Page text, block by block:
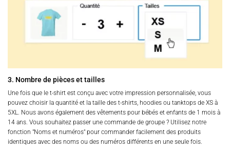
3. Nombre de pièces et tailles
Une fois que le t-shirt est conçu avec votre impression personnalisée, vous
pouvez choisir la quantité et la taille des t-shirts, hoodies ou tanktops de XS à
5XL. Nous avons également des vêtements pour bébés et enfants de 1 mois à
14 ans. Vous souhaitez passer une commande de groupe ? Utilisez notre
fonction "Noms et numéros" pour commander facilement des produits
identiques avec des noms ou des numéros différents en une seule fois.